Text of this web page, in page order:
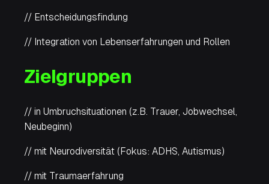
// Entscheidungsfindung
// Integration von Lebenserfahrungen und Rollen
Zielgruppen
// in Umbruchsituationen (z.B. Trauer, Jobwechsel,
Neubeginn)
// mit Neurodiversität (Fokus: ADHS, Autismus)
// mit Traumaerfahrung